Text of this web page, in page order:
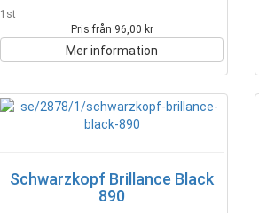
1st
Pris från 96,00 kr
Mer information
Schwarzkopf Brillance Black
890